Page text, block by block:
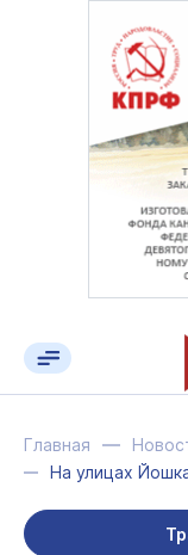
Главная